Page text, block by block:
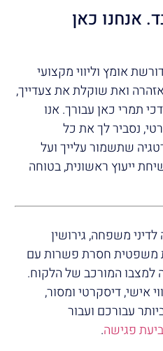
אנחנו כאן
אומץ וליווי מקצועי
ואת שוקלת את צעדייך,
תמרי כאן עבורך. אנו
נסביר לך את כל
שתשמור עלייך ועל
ייעוץ ראשונית, בטוחה
משפחה, גירושין
משפטית חסרת פשרות עם
למצבו המורכב של הלקוח.
אישי, דיסקרטי ומסור,
עבורכם ועבור
פגישה.